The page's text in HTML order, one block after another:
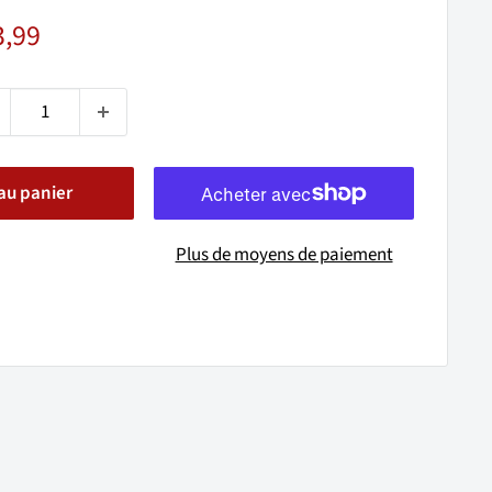
panier
Plus de moyens de paiement